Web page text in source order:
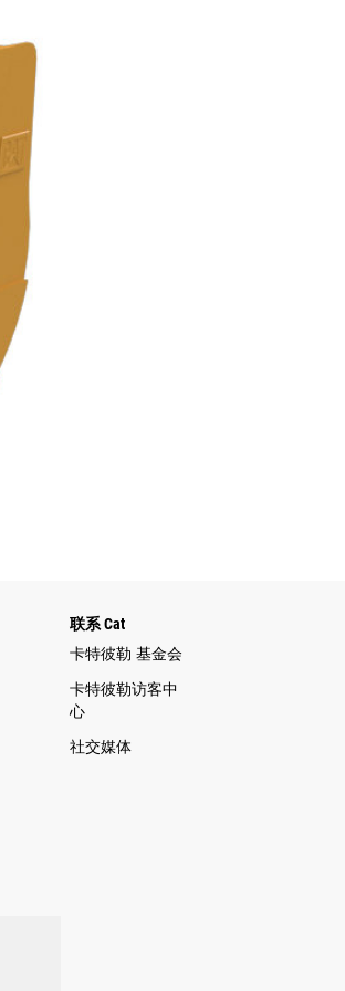
联系 Cat
卡特彼勒 基金会
卡特彼勒访客中
心
社交媒体